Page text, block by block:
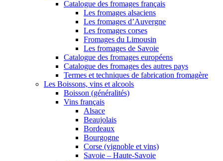
Catalogue des fromages français
Les fromages alsaciens
Les fromages d’Auvergne
Les fromages corses
Fromages du Limousin
Les fromages de Savoie
Catalogue des fromages européens
Catalogue des fromages des autres pays
Termes et techniques de fabrication fromagère
Les Boissons, vins et alcools
Boisson (généralités)
Vins français
Alsace
Beaujolais
Bordeaux
Bourgogne
Corse (vignoble et vins)
Savoie – Haute-Savoie